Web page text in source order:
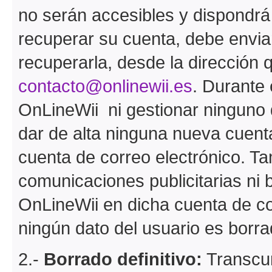
no serán accesibles y
recuperar su cuenta, debe
recuperarla, desde la dirección
contacto@onlinewii.es. Durante
OnLineWii ni gestionar
dar de alta ninguna nueva
cuenta de correo electrónico.
comunicaciones publicitarias ni
OnLineWii en dicha cuenta de
ningún dato del usuario es
2.- Borrado definitivo: